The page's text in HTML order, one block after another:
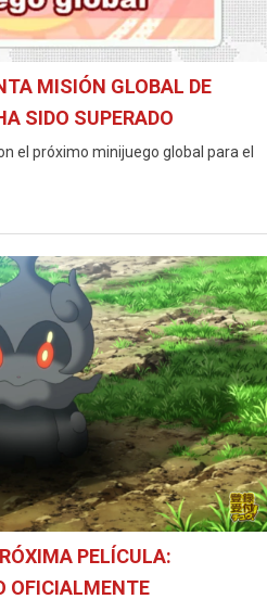
MISIÓN GLOBAL DE
SIDO SUPERADO
el próximo minijuego global para el
PELÍCULA:
OFICIALMENTE